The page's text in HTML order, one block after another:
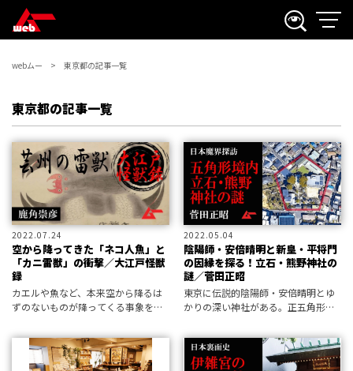
webムー 東京都の記事一覧
東京都の記事一覧
2022.07.24
空から降ってきた「ネコ人魚」と
「カニ雷獣」の衝撃／大江戸怪獣
録
カエルや魚など、本来空から降るは
ずのないものが降ってくる事象を
今回はお江戸の空から降ってきた怪
獣たちの図版をながめてみたい。
2022.05.04
陰陽師・安倍晴明と新皇・平将門
の因縁を探る！立石・熊野神社の
謎／菅田正昭
東京に伝説的陰陽師・安倍晴明とゆ
かりの深い神社がある。正五角形の
のだという。一方で、この神社一帯
には太古の霊石信仰の痕跡も残され
ていた！